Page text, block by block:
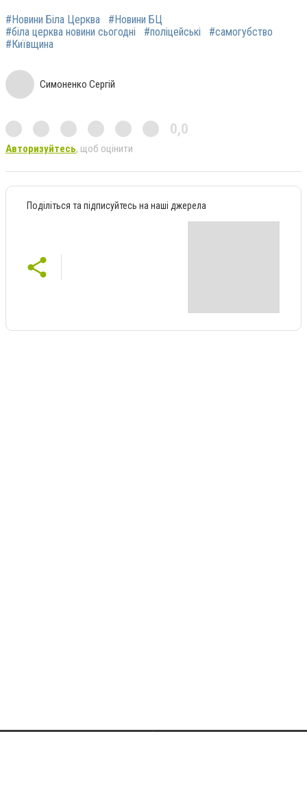
#Новини Біла Церква
#Новини БЦ
#біла церква новини сьогодні
#поліцейські
#самогубство
#Київщина
Симоненко Сергій
0,0
Авторизуйтесь, щоб оцінити
Поділіться та підписуйтесь на наші джерела